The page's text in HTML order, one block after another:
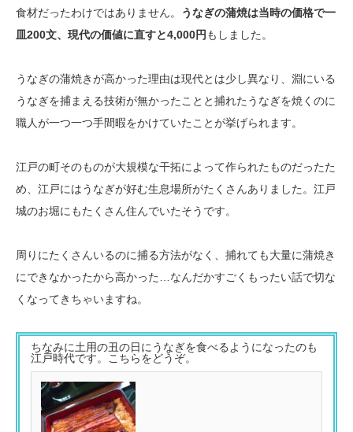
食材だったわけではありません。
うなぎの蒲焼は当時の価格で一
皿200文、現代の価値に直すと4,000円 もしました。
うなぎの蒲焼きが高かった理由は現代とは少し異なり、淵にいる
うなぎを捕まえる技術が無かったことと捕れたうなぎを焼くのに
職人が一つ一つ手間暇をかけていたことが挙げられます。
江戸の町そのものが大規模な干拓によって作られたものだったた
め、江戸にはうなぎが好む生息場所がたくさんありました。江戸
城のお堀にもたくさん住んでいたそうです。
周りにたくさんいるのに捕る方法がなく、捕れても大量に蒲焼き
にできなかったから高かった…なんだかすごくもったい話で切な
くなってきちゃいますね。
ちなみに土用の丑の日にうなぎを食べるようになったのも
江戸時代です。こちらをどうぞ。